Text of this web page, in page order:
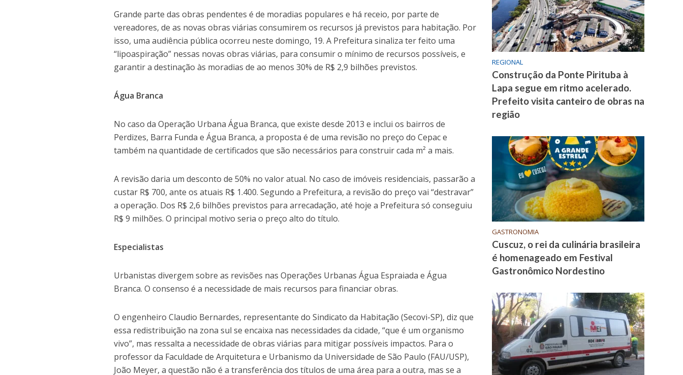
Grande parte das obras pendentes é de moradias populares e há receio, por parte de
vereadores, de as novas obras viárias consumirem os recursos já previstos para habitação. Por
isso, uma audiência pública ocorreu neste domingo, 19. A Prefeitura sinaliza ter feito uma
“lipoaspiração” nessas novas obras viárias, para consumir o mínimo de recursos possíveis, e
garantir a destinação às moradias de ao menos 30% de R$ 2,9 bilhões previstos.
Água Branca
No caso da Operação Urbana Água Branca, que existe desde 2013 e inclui os bairros de
Perdizes, Barra Funda e Água Branca, a proposta é de uma revisão no preço do Cepac e
também na quantidade de certificados que são necessários para construir cada m² a mais.
A revisão daria um desconto de 50% no valor atual. No caso de imóveis residenciais, passarão a
custar R$ 700, ante os atuais R$ 1.400. Segundo a Prefeitura, a revisão do preço vai “destravar”
a operação. Dos R$ 2,6 bilhões previstos para arrecadação, até hoje a Prefeitura só conseguiu
R$ 9 milhões. O principal motivo seria o preço alto do título.
Especialistas
Urbanistas divergem sobre as revisões nas Operações Urbanas Água Espraiada e Água
Branca. O consenso é a necessidade de mais recursos para financiar obras.
O engenheiro Claudio Bernardes, representante do Sindicato da Habitação (Secovi-SP), diz que
essa redistribuição na zona sul se encaixa nas necessidades da cidade, “que é um organismo
vivo”, mas ressalta a necessidade de obras viárias para mitigar possíveis impactos. Para o
professor da Faculdade de Arquitetura e Urbanismo da Universidade de São Paulo (FAU/USP),
João Meyer, a questão não é a transferência dos títulos de uma área para a outra, mas se a
REGIONAL
Construção da Ponte Pirituba à
Lapa segue em ritmo acelerado.
Prefeito visita canteiro de obras na
região
GASTRONOMIA
Cuscuz, o rei da culinária brasileira
é homenageado em Festival
Gastronômico Nordestino